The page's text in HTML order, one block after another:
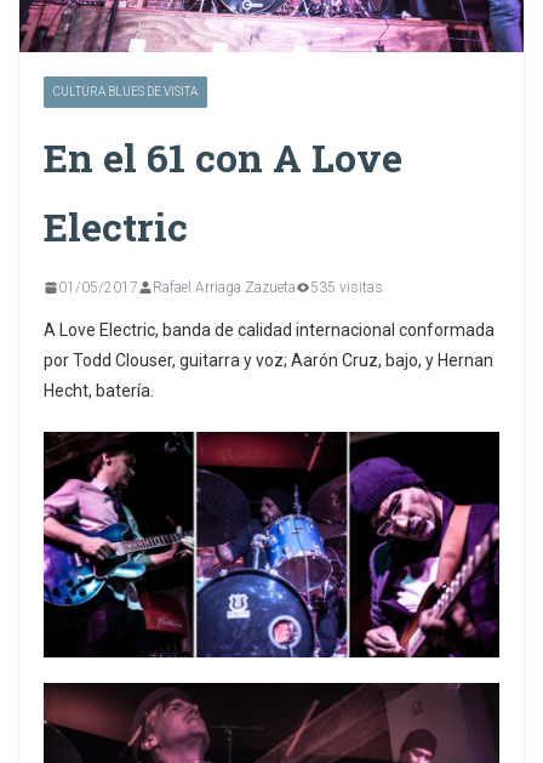
CULTURA BLUES DE VISITA
En el 61 con A Love
Electric
01/05/2017 Rafael Arriaga Zazueta 535 visitas
A Love Electric, banda de calidad internacional conformada
por Todd Clouser, guitarra y voz; Aarón Cruz, bajo, y Hernan
Hecht, batería.